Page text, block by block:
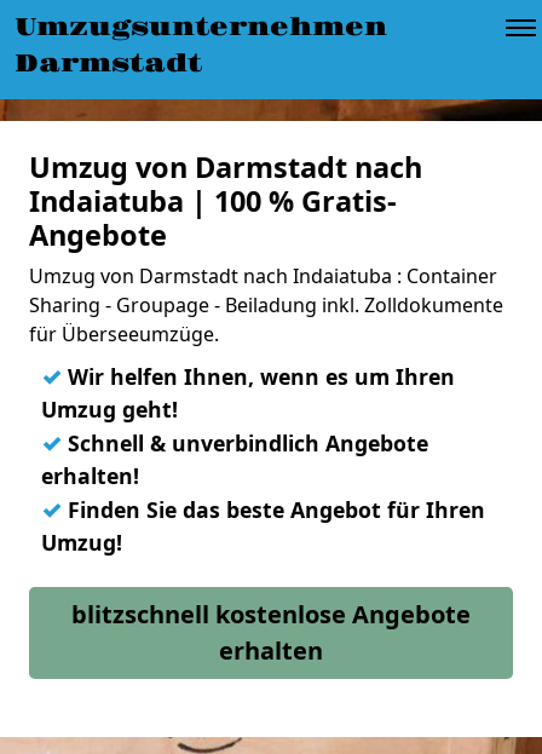
Umzugsunternehmen
Darmstadt
Umzug von Darmstadt nach
Indaiatuba | 100 % Gratis-
Angebote
Umzug von Darmstadt nach Indaiatuba : Container
Sharing - Groupage - Beiladung inkl. Zolldokumente
für Überseeumzüge.
✓ Wir helfen Ihnen, wenn es um Ihren
Umzug geht!
✓ Schnell & unverbindlich Angebote
erhalten!
✓ Finden Sie das beste Angebot für Ihren
Umzug!
blitzschnell kostenlose Angebote
erhalten